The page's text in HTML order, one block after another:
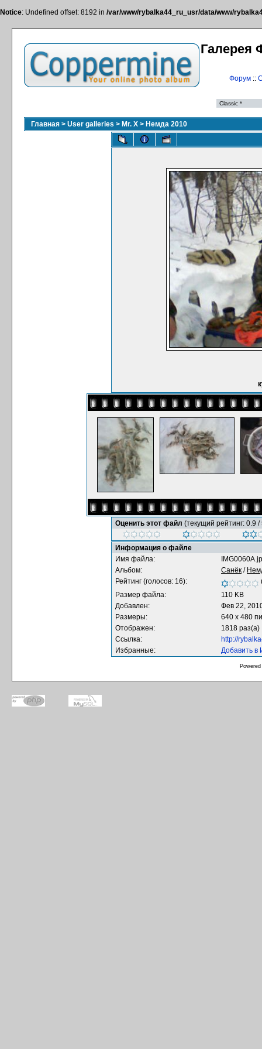
Notice: Undefined offset: 8192 in /var/www/rybalka44_ru_usr/data/www/
Галерея
Форум::
Главная > User galleries > Mr. X > Немда 2010
Оценить этот файл (текущий рейтинг: 0.9 /
Информация о файле
Имя файла:
Альбом:
Санёк /
Рейтинг (голосов: 16):
Размер файла:
110 KB
Добавлен:
Фев 22,
Размеры:
640 x 480
Отображен:
1818 раз(а)
Ссылка:
http://
Избранные:
Добавить в